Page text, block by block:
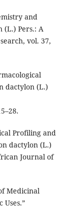
and
(L.) Pers.: A
vol. 37,
dactylon (L.)
Profiling and
dactylon (L.)
Journal of
Medicinal